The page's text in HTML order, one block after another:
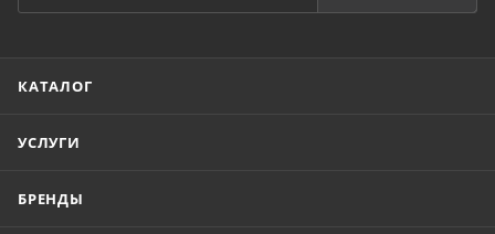
КАТАЛОГ
УСЛУГИ
БРЕНДЫ